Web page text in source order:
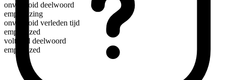
onvoltooid deelwoord
empathizing
onvoltooid verleden tijd
empathized
voltooid deelwoord
empathized